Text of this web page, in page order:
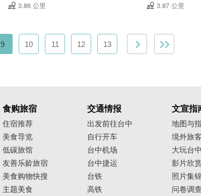
3.86 公里 3.87 公里
9 10 11 12 13
食购旅宿
住宿推荐
美食导览
低碳旅馆
友善乐龄旅宿
美食购物快搜
主题美食
交通情报
出发前往台中
自行开车
台中机场
台中捷运
台铁
高铁
文宣指
地图与
境外旅客
大玩台
影片欣赏
照片集
问卷调查